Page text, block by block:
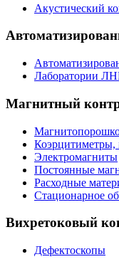
Акустический
Лаборатории
Магнитный
Коэрцитиметры,
Электромагниты
Постоянные
Расходные
Стационарное
Вихретоковый
Дефектоскопы